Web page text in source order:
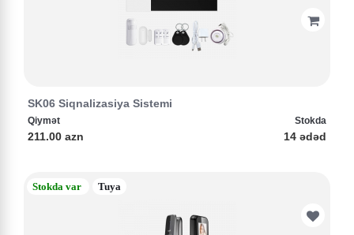
SK06 Siqnalizasiya Sistemi
Qiymət
211.00 azn
Stokda
14 ədəd
Stokda var Tuya